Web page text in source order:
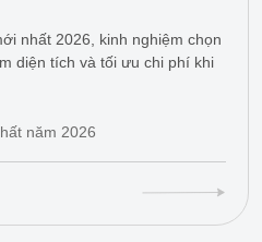
nhất 2026, kinh nghiệm chọn
diện tích và tối ưu chi phí khi